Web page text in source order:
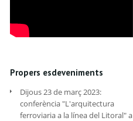
Propers esdeveniments
Dijous 23 de març 2023:
conferència "L'arquitectura
ferroviaria a la línea del Litoral" a